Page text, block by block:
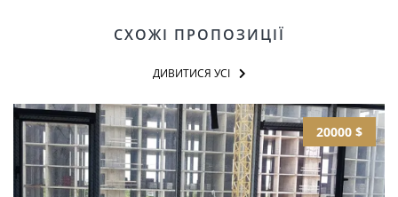
СХОЖІ ПРОПОЗИЦІЇ
ДИВИТИСЯ УСІ
20000 $